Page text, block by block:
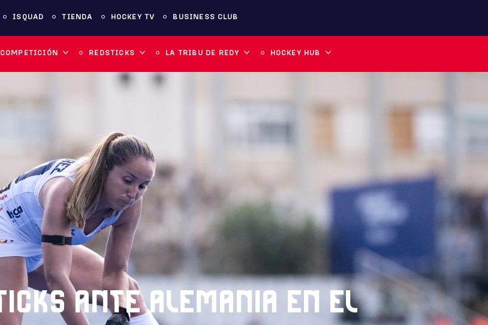
ISQUAD TIENDA HOCKEY TV BUSINESS CLUB
COMPETICIÓN REDSTICKS LA TRIBU DE REDY HOCKEY HUB
ANTE ALEMANIA EN EL